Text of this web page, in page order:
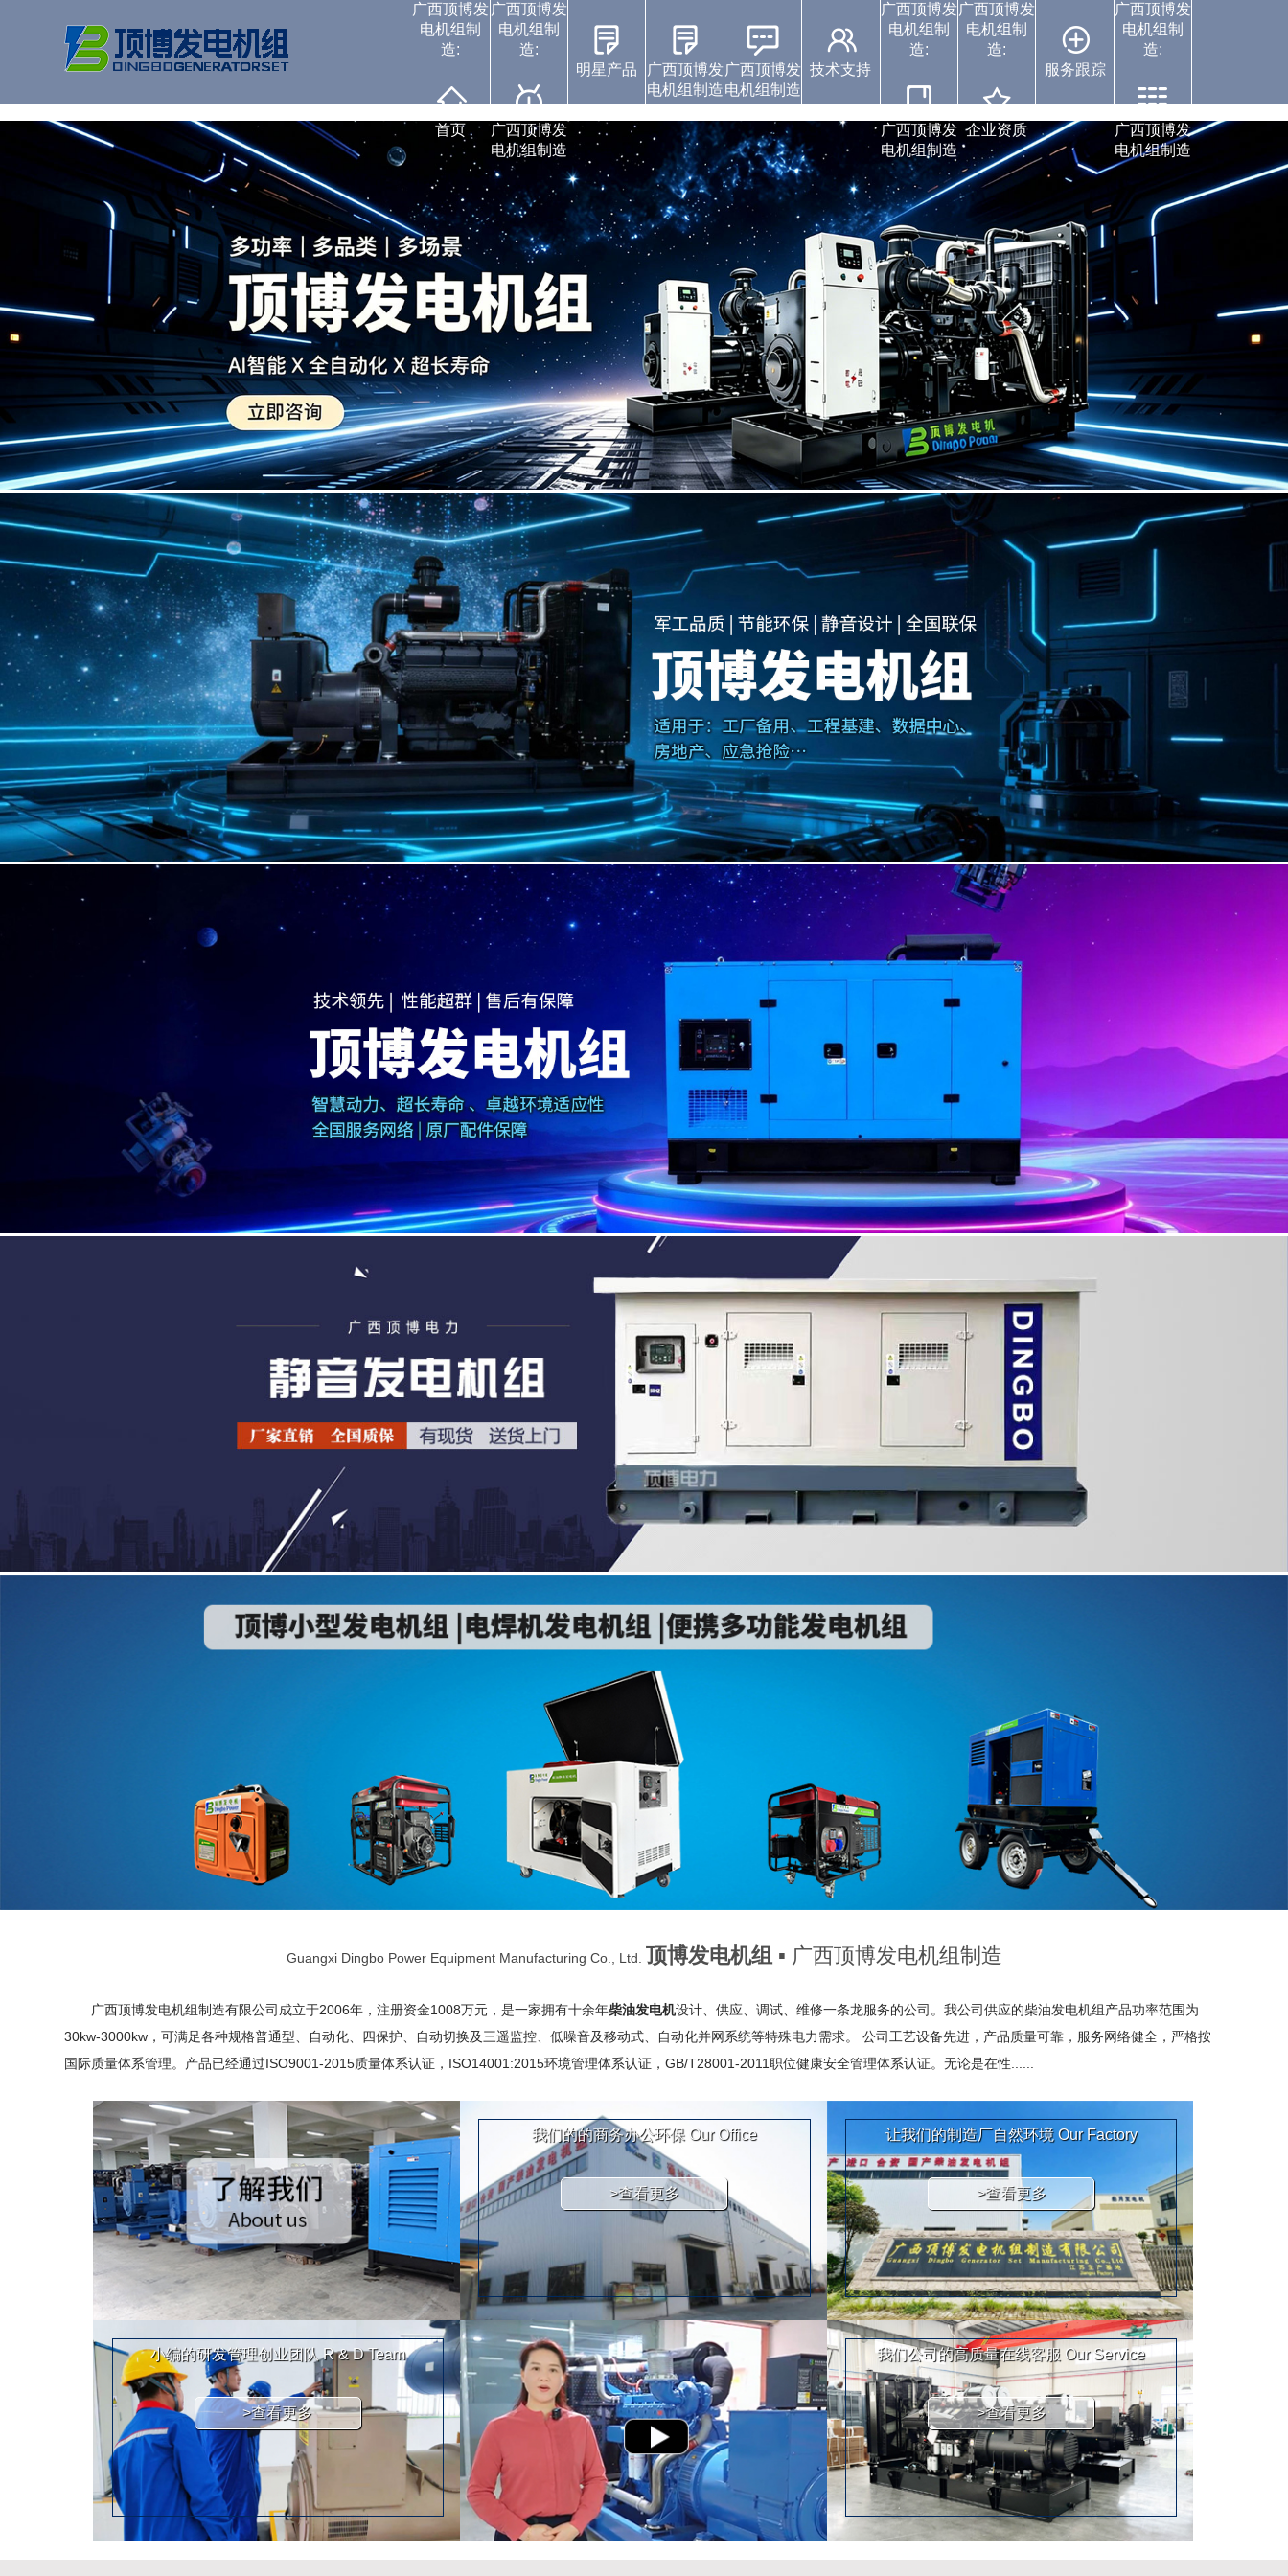
广西顶博发
电机组制
造:
首页
广西顶博发
电机组制
造:
广西顶博发
电机组制造
明星产品
静音发电机组
潍柴发电机组
珀金斯发电机组
沃尔沃发电机组
广西顶博发电机组制
造:康明斯广西顶博
发电机组制造
上柴发电机组
广西顶博发电机组制
造:玉柴发电机组
广西顶博发
电机组制造
广西顶博发
电机组制造
视频展示
企业动态
中标通知书
技术支持
广西顶博发
电机组制
造:
广西顶博发
电机组制造
案例中心
广西顶博发
电机组制
造:
企业资质
服务跟踪
广西顶博发
电机组制
造:
广西顶博发
电机组制造
Guangxi Dingbo Power Equipment Manufacturing Co., Ltd. 顶博发电机组▪ 广西顶博发电机组制造
广西顶博发电机组制造有限公司成立于2006年，注册资金1008万元，是一家拥有十余年柴油发电机设计、供应、调试、维修一条龙服务的公司。我公司供应的柴油发电机组产品功率范围为
30kw-3000kw，可满足各种规格普通型、自动化、四保护、自动切换及三遥监控、低噪音及移动式、自动化并网系统等特殊电力需求。 公司工艺设备先进，产品质量可靠，服务网络健全，严格按
国际质量体系管理。产品已经通过ISO9001-2015质量体系认证，ISO14001:2015环境管理体系认证，GB/T28001-2011职位健康安全管理体系认证。无论是在性......
我们的的商务办公环保 Our Office
>查看更多
让我们的制造厂自然环境 Our Factory
>查看更多
小编的研发管理创业团队R & D Team
>查看更多
我们公司的高质量在线客服 Our Service
>查看更多